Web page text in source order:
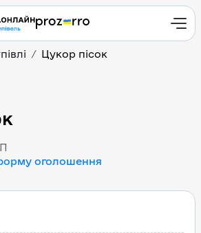
Цукор пісок
оголошення